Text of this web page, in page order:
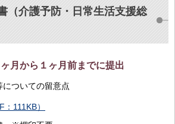
（介護予防・日常生活支援総
月から１ヶ月前までに提出
ついての留意点
111KB）